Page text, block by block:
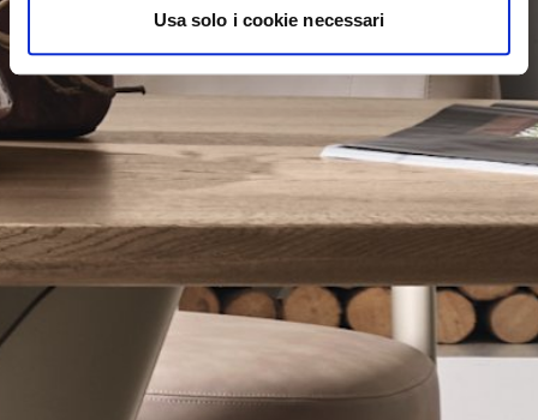
Usa solo i cookie necessari